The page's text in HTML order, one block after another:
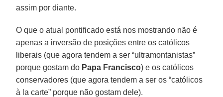
assim por diante.
O que o atual pontificado está nos mostrando não é
apenas a inversão de posições entre os católicos
liberais (que agora tendem a ser “ultramontanistas”
porque gostam do Papa Francisco) e os católicos
conservadores (que agora tendem a ser os “católicos
à la carte” porque não gostam dele).